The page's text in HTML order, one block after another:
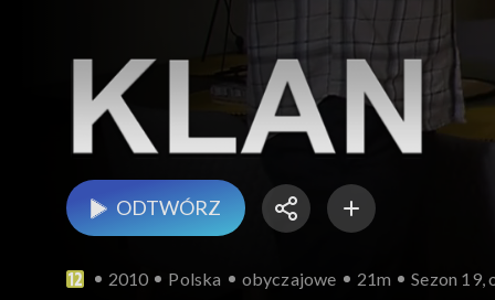
ODTWÓRZ
2010 Polska obyczajowe 21m Sezon 19,